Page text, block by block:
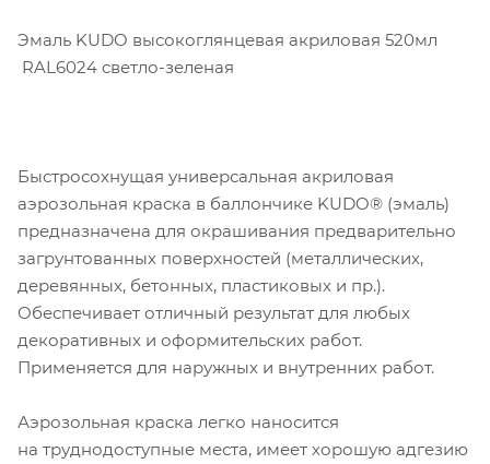
Эмаль KUDO высокоглянцевая акриловая 520мл
RAL6024 светло-зеленая
Быстросохнущая универсальная акриловая
аэрозольная краска в баллончике KUDO® (эмаль)
предназначена для окрашивания предварительно
загрунтованных поверхностей (металлических,
деревянных, бетонных, пластиковых и пр.).
Обеспечивает отличный результат для любых
декоративных и оформительских работ.
Применяется для наружных и внутренних работ.
Аэрозольная краска легко наносится
на труднодоступные места, имеет хорошую адгезию